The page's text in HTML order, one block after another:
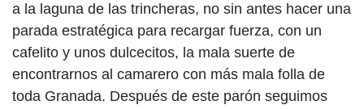
a la laguna de las trincheras, no sin antes hacer una
parada estratégica para recargar fuerza, con un
cafelito y unos dulcecitos, la mala suerte de
encontrarnos al camarero con más mala folla de
toda Granada. Después de este parón seguimos